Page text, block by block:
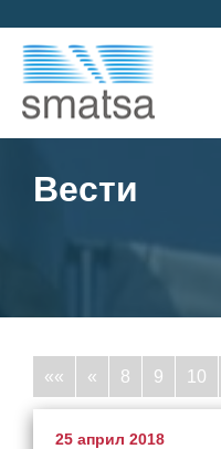
Вести
«« « 8 9 10
25 април 2018